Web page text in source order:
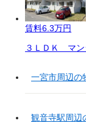
賃料6.3万円
３ＬＤＫ マン
一宮市周辺の
観音寺駅周辺